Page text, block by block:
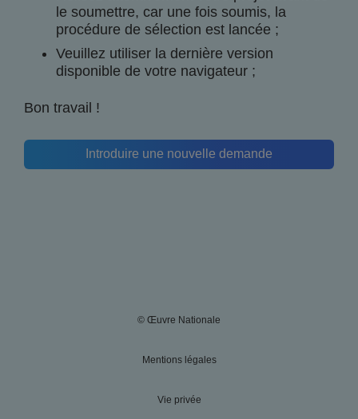
le soumettre, car une fois soumis, la
procédure de sélection est lancée ;
Veuillez utiliser la dernière version
disponible de votre navigateur ;
Bon travail !
Introduire une nouvelle demande
© Œuvre Nationale
Mentions légales
Vie privée